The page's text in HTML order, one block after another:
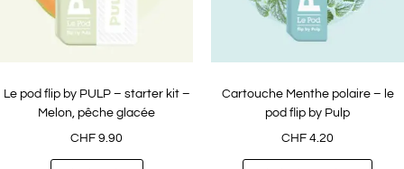
Le pod flip by PULP – starter kit –
Melon, pêche glacée
CHF 9.90
Cartouche Menthe polaire – le
pod flip by Pulp
CHF 4.20